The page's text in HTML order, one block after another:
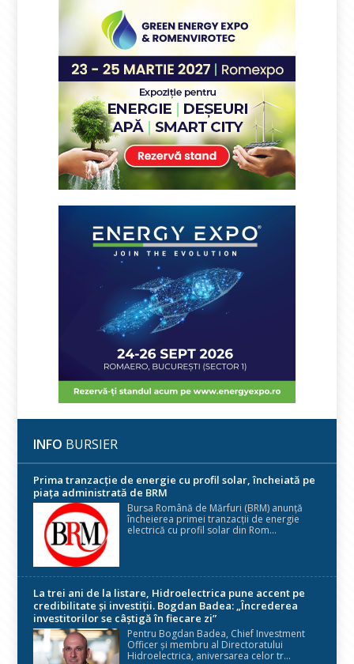
INFO BURSIER
Prima tranzacție de energie cu profil solar, încheiată pe
piața administrată de BRM
Bursa Română de Mărfuri (BRM) anunță
încheierea primei tranzacții de energie
electrică cu profil solar din Rom...
La trei ani de la listare, Hidroelectrica pune accent pe
credibilitate și investiții. Bogdan Badea: „Încrederea
investitorilor se câștigă în fiecare zi”
Pentru Bogdan Badea, Chief Investment
Officer și membru al Directoratului
Hidroelectrica, aniversarea celor tr...